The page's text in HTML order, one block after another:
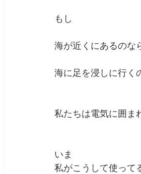
もし
海が近くにあるのな
海に足を浸しに行く
私たちは電気に囲ま
いま
私がこうして使って